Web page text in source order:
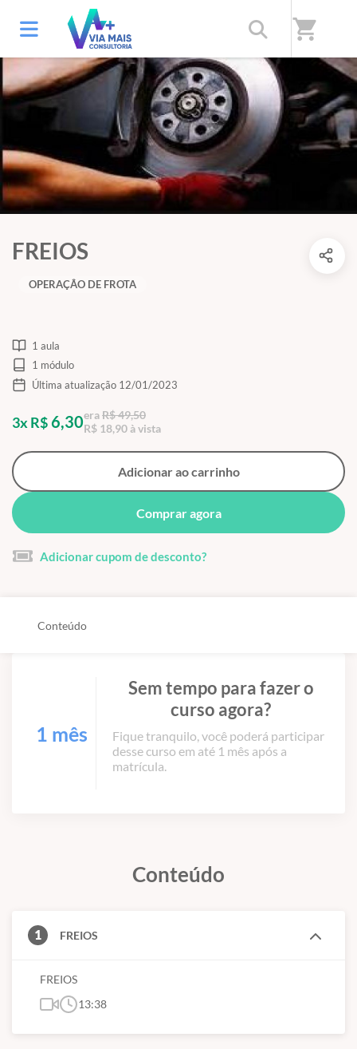
shopping_cart
FREIOS
OPERAÇÂO DE FROTA
1 aula
1 módulo
Última atualização 12/01/2023
3x R$6,30eraR$ 49,50
R$ 18,90 à vista
Adicionar ao carrinho
Comprar agora
Adicionar cupom de desconto?
Conteúdo
1 mês
Sem tempo para fazer o
curso agora?
Fique tranquilo, você poderá participar
desse curso em até 1 mês após a
matrícula.
Conteúdo
1 FREIOS
FREIOS
13:38